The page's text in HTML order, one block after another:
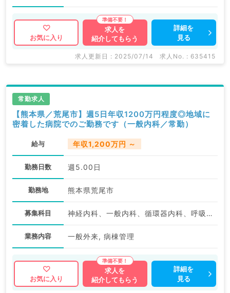
お気に入り
求人を
紹介してもらう
詳細を
見る
求人更新日 : 2025/07/14 求人No. : 635415
常勤求人
【熊本県／荒尾市】週5日年収1200万円程度◎地域に
密着した病院でのご勤務です（一般内科／常勤）
給与 年収1,200万円 ～
勤務日数 週5.00日
勤務地 熊本県荒尾市
募集科目 神経内科、一般内科、循環器内科、呼吸器内科、消化器内科、内分泌・代謝内科、腎臓内科、老年内科、外科系全般、一般外科、膠原病科
業務内容 一般外来, 病棟管理
お気に入り
求人を
紹介してもらう
詳細を
見る